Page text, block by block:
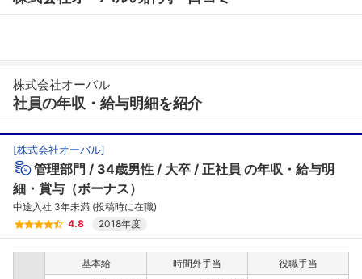
株式会社オーバル
社員の年収・給与明細を紹介
[株式会社オーバル]
管理部門 34歳男性 大卒 正社員 の年収・給与明
細・賞与（ボーナス）
中途入社 3年未満 (投稿時に在職)
4.8
2018年度
基本給 時間外手当
役職手当